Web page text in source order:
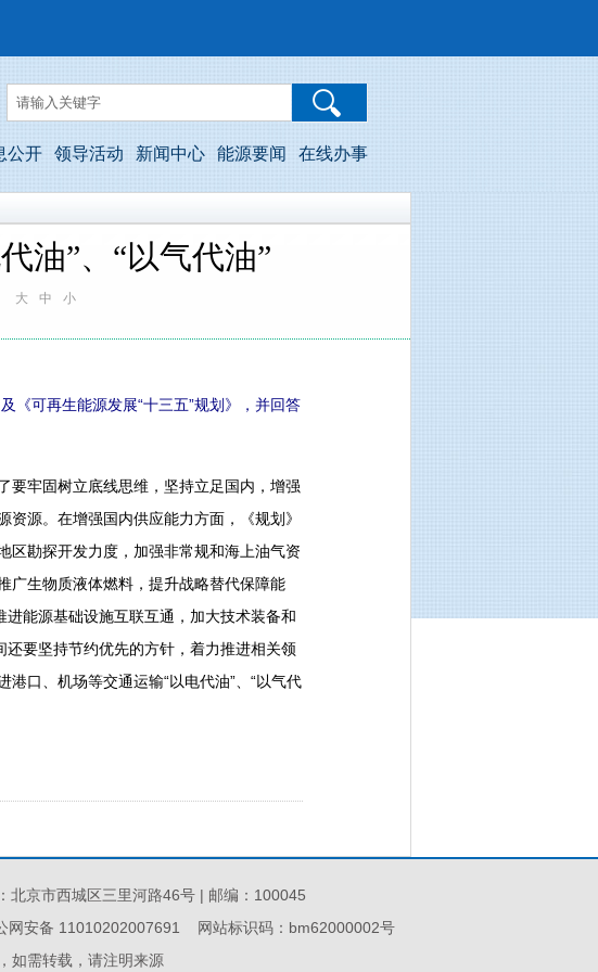
公开 领导活动 新闻中心 能源要闻 在线办事
油”、“以气代油”
大 中 小
《可再生能源发展“十三五”规划》，并回答
要牢固树立底线思维，坚持立足国内，增强
源。在增强国内供应能力方面，《规划》
区勘探开发力度，加强非常规和海上油气资
广生物质液体燃料，提升战略替代保障能
能源基础设施互联互通，加大技术装备和
还要坚持节约优先的方针，着力推进相关领
口、机场等交通运输“以电代油”、“以气代